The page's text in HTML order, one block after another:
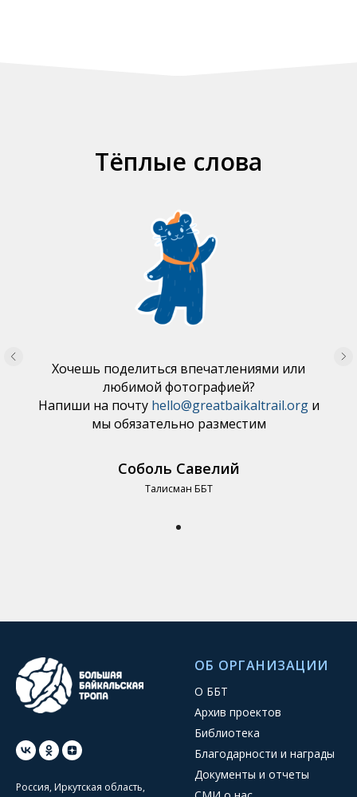
Тёплые слова
Хочешь поделиться впечатлениями или
любимой фотографией?
Напиши на почту hello@greatbaikaltrail.orgи
мы обязательно разместим
Соболь Савелий
Талисман ББТ
Россия, Иркутская область,
ОБ ОРГАНИЗАЦИИ
О ББТ
Архив проектов
Библиотека
Благодарности и награды
Документы и отчеты